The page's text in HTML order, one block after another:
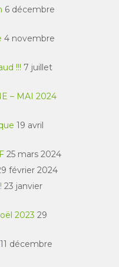
6 décembre
4 novembre
!!! 7 juillet
– MAI 2024
19 avril
25 mars 2024
février 2024
23 janvier
2023 29
11 décembre